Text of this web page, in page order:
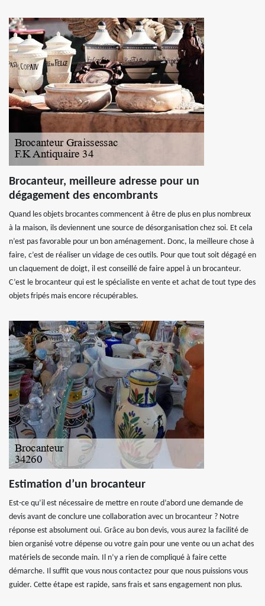
Brocanteur, meilleure adresse pour un
dégagement des encombrants
Quand les objets brocantes commencent à être de plus en plus nombreux
à la maison, ils deviennent une source de désorganisation chez soi. Et cela
n’est pas favorable pour un bon aménagement. Donc, la meilleure chose à
faire, c’est de réaliser un vidage de ces outils. Pour que tout soit dégagé en
un claquement de doigt, il est conseillé de faire appel à un brocanteur.
C’est le brocanteur qui est le spécialiste en vente et achat de tout type des
objets fripés mais encore récupérables.
Estimation d’un brocanteur
Est-ce qu’il est nécessaire de mettre en route d’abord une demande de
devis avant de conclure une collaboration avec un brocanteur ? Notre
réponse est absolument oui. Grâce au bon devis, vous aurez la facilité de
bien organisé votre dépense ou votre gain pour une vente ou un achat des
matériels de seconde main. Il n’y a rien de compliqué à faire cette
démarche. Il suffit que vous nous contactez pour que nous puissions vous
guider. Cette étape est rapide, sans frais et sans engagement non plus.